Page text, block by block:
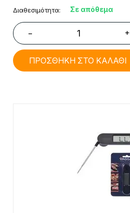
Διαθεσιμότητα: Σε απόθεμα
− +
ΠΡΟΣΘΗΚΗ ΣΤΟ ΚΑΛΑΘΙ